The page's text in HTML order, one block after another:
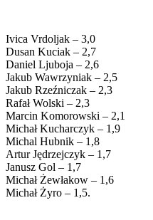
Ivica Vrdoljak – 3,0
Dusan Kuciak – 2,7
Daniel Ljuboja – 2,6
Jakub Wawrzyniak – 2,5
Jakub Rzeźniczak – 2,3
Rafał Wolski – 2,3
Marcin Komorowski – 2,1
Michał Kucharczyk – 1,9
Michal Hubnik – 1,8
Artur Jędrzejczyk – 1,7
Janusz Gol – 1,7
Michał Żewłakow – 1,6
Michał Żyro – 1,5.